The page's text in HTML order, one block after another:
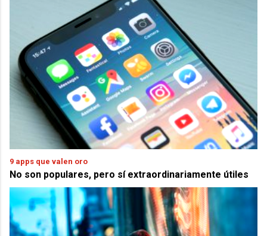
9 apps que valen oro
No son populares, pero sí extraordinariamente útiles